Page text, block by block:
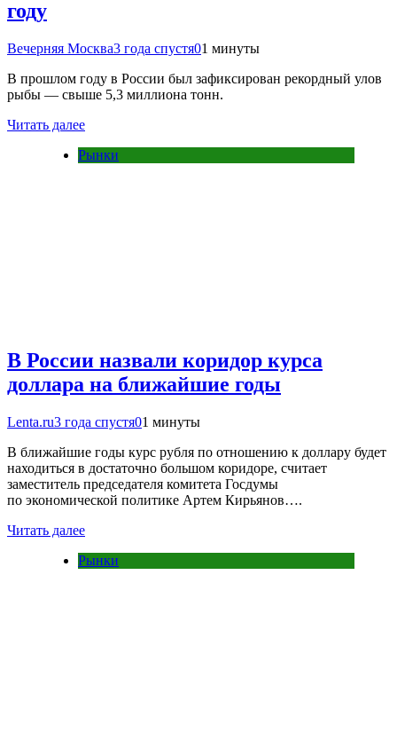
году
Вечерняя Москва3 года спустя01 минуты
В прошлом году в России был зафиксирован рекордный улов
рыбы — свыше 5,3 миллиона тонн.
Читать далее
Рынки
В России назвали коридор курса
доллара на ближайшие годы
Lenta.ru3 года спустя01 минуты
В ближайшие годы курс рубля по отношению к доллару будет
находиться в достаточно большом коридоре, считает
заместитель председателя комитета Госдумы
по экономической политике Артем Кирьянов….
Читать далее
Рынки